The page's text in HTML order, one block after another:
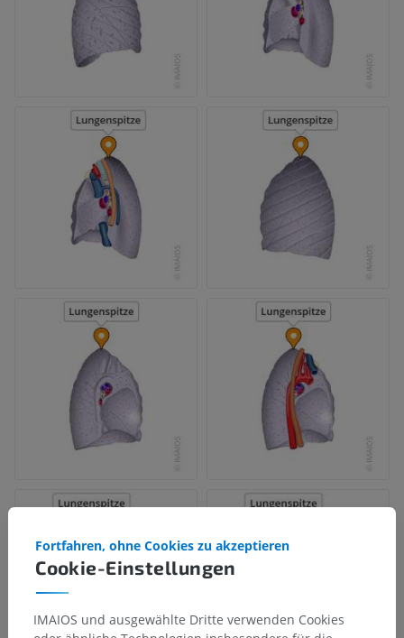
Cookie-Einstellungen
Fortfahren, ohne Cookies zu akzeptieren
IMAIOS und ausgewählte Dritte verwenden Cookies